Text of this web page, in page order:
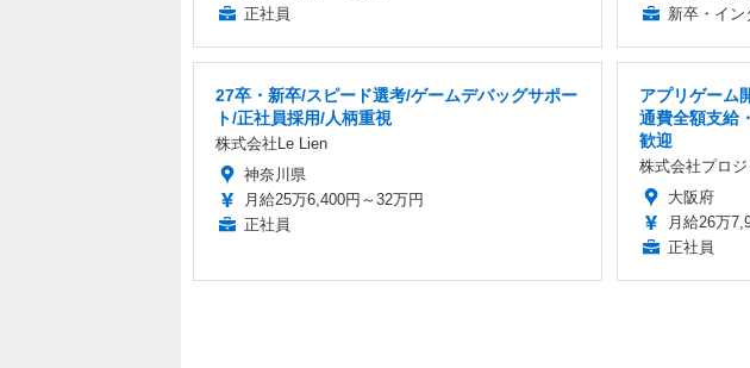
正社員
新卒・イン
27卒・新卒/スピード選考/ゲームデバッグサポー
ト/正社員採用/人柄重視
株式会社Le Lien
神奈川県
月給25万6,400円～32万円
正社員
アプリゲーム
通費全額支給
歓迎
株式会社プロ
大阪府
月給26万
正社員